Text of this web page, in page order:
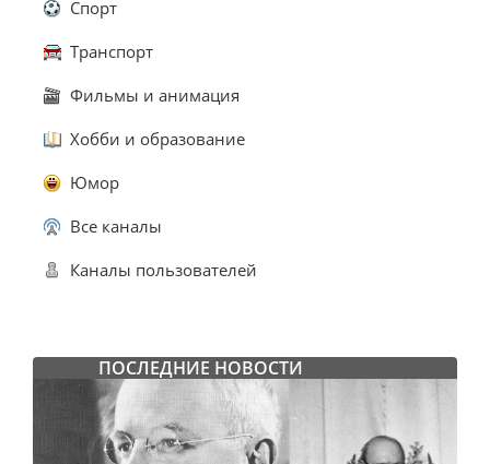
Спорт
Транспорт
Фильмы и анимация
Хобби и образование
Юмор
Все каналы
Каналы пользователей
ПОСЛЕДНИЕ НОВОСТИ